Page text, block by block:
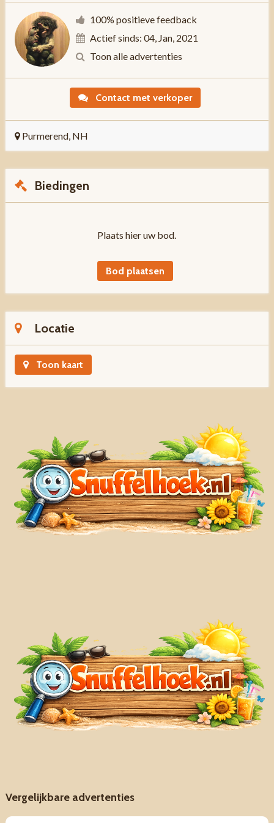
100% positieve feedback
Actief sinds: 04, Jan, 2021
Toon alle advertenties
Contact met verkoper
Purmerend, NH
Biedingen
Plaats hier uw bod.
Bod plaatsen
Locatie
Toon kaart
Vergelijkbare advertenties